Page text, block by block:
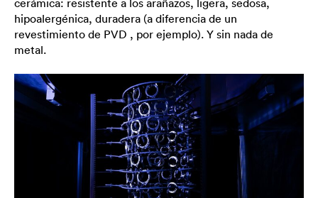
hipoalergénica, duradera (a diferencia de un
revestimiento de PVD , por ejemplo). Y sin nada de
metal.